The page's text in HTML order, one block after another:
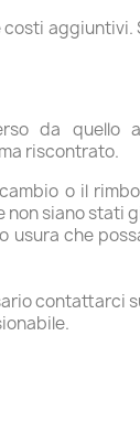
da quello
riscontrato.
o il
siano stati
che